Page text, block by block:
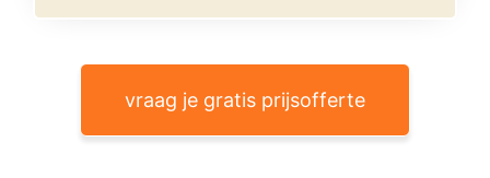
vraag je gratis prijsofferte